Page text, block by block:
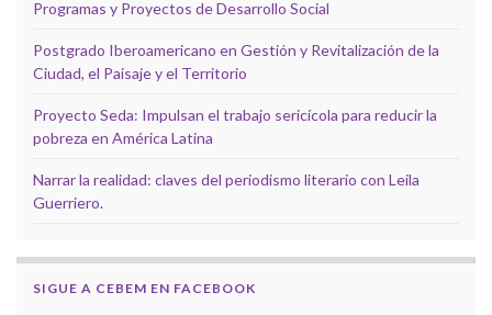
Programas y Proyectos de Desarrollo Social
Postgrado Iberoamericano en Gestión y Revitalización de la
Ciudad, el Paisaje y el Territorio
Proyecto Seda: Impulsan el trabajo sericícola para reducir la
pobreza en América Latina
Narrar la realidad: claves del periodismo literario con Leila
Guerriero.
SIGUE A CEBEM EN FACEBOOK